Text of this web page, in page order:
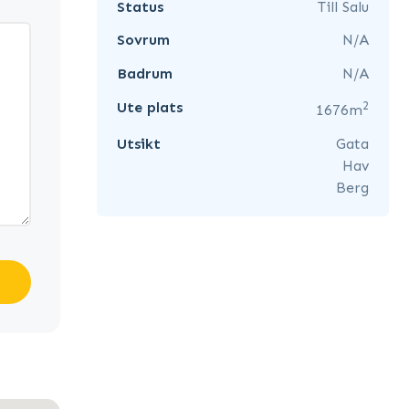
Status
Till Salu
Sovrum
N/A
Badrum
N/A
Ute plats
1676m2
Utsikt
Gata
Hav
Berg